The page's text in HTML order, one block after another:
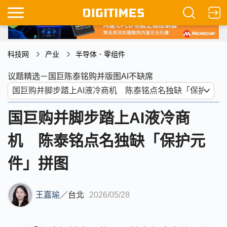
科技网 产业 半导体．零组件
议题精选－国巨陈泰铭购并版图AI不缺席
国巨购并脚步踏上AI液冷商
机 陈泰铭点名独缺「保护元
件」拼图
王嘉瑜／台北 2026/05/28